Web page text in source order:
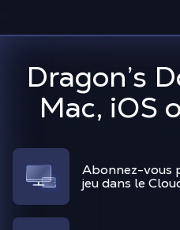
Dragon’s
Mac, iOS
Abonnez-vous
jeu dans le